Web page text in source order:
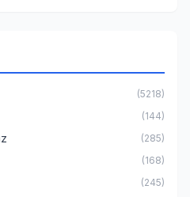
(5218)
(144)
(285)
(168)
(245)